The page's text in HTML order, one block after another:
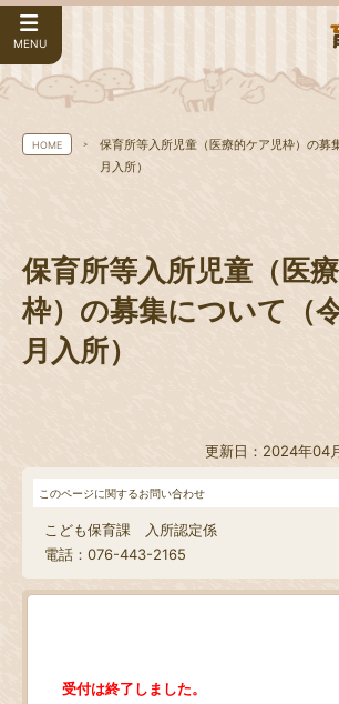
MENU
HOME
保育所等入所児童（医療的ケア児枠）の募
月入所）
保育所等入所児童（医
枠）の募集について（
月入所）
更新日：2024年04
このページに関するお問い合わせ
こども保育課 入所認定係
電話：076-443-2165
受付は終了しました。